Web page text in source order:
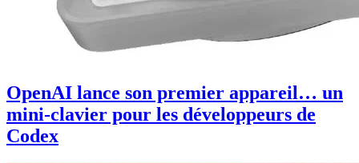
OpenAI lance son premier appareil… un
mini-clavier pour les développeurs de
Codex